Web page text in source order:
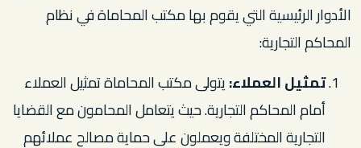
الأدوار الرئيسية التي يقوم بها مكتب المحاماة في نظام
المحاكم التجارية:
تمثيل العملاء:يتولى مكتب المحاماة تمثيل العملاء
أمام المحاكم التجارية. حيث يتعامل المحامون مع القضايا
التجارية المختلفة ويعملون على حماية مصالح عملائهم